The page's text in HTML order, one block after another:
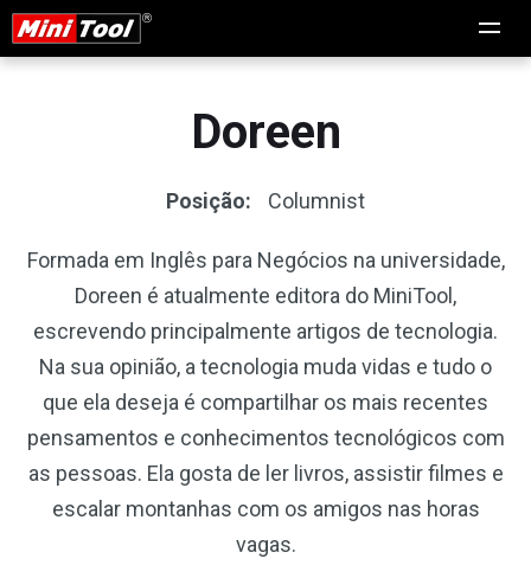
Doreen
Posição: Columnist
Formada em Inglês para Negócios na universidade,
Doreen é atualmente editora do MiniTool,
escrevendo principalmente artigos de tecnologia.
Na sua opinião, a tecnologia muda vidas e tudo o
que ela deseja é compartilhar os mais recentes
pensamentos e conhecimentos tecnológicos com
as pessoas. Ela gosta de ler livros, assistir filmes e
escalar montanhas com os amigos nas horas
vagas.